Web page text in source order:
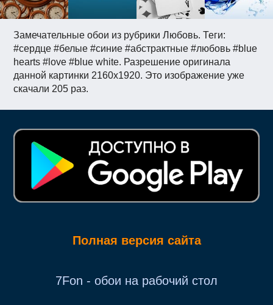
Замечательные обои из рубрики Любовь. Теги:
#сердце #белые #синие #абстрактные #любовь #blue
hearts #love #blue white. Разрешение оригинала
данной картинки 2160x1920. Это изображение уже
скачали 205 раз.
Полная версия сайта
7Fon - обои на рабочий стол